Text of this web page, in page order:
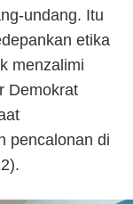
undang. Itu
etika
menzalimi
Demokrat
pencalonan di